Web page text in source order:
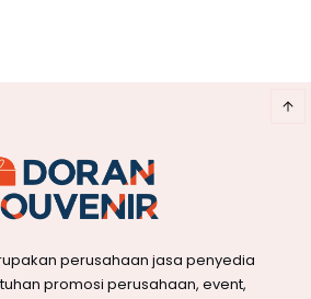
perusahaan jasa penyedia
promosi perusahaan, event,